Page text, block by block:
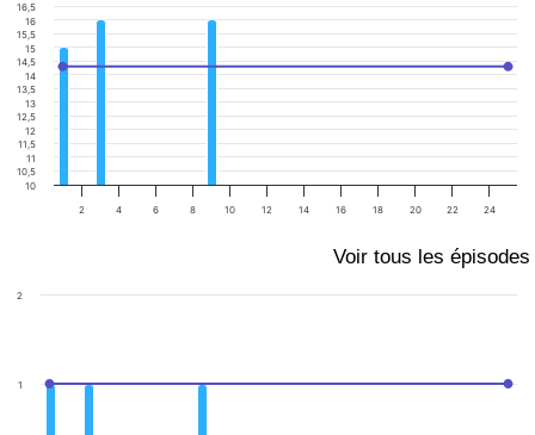
2 4 6 8 10 12 14 16 18 20 22 24
10
10,5
11
11,5
12
12,5
13
13,5
14
14,5
15
15,5
16
16,5
Voir tous les épisodes
1
2